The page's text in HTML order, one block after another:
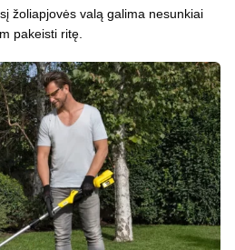
žoliapjovės valą galima nesunkiai
pakeisti ritę.